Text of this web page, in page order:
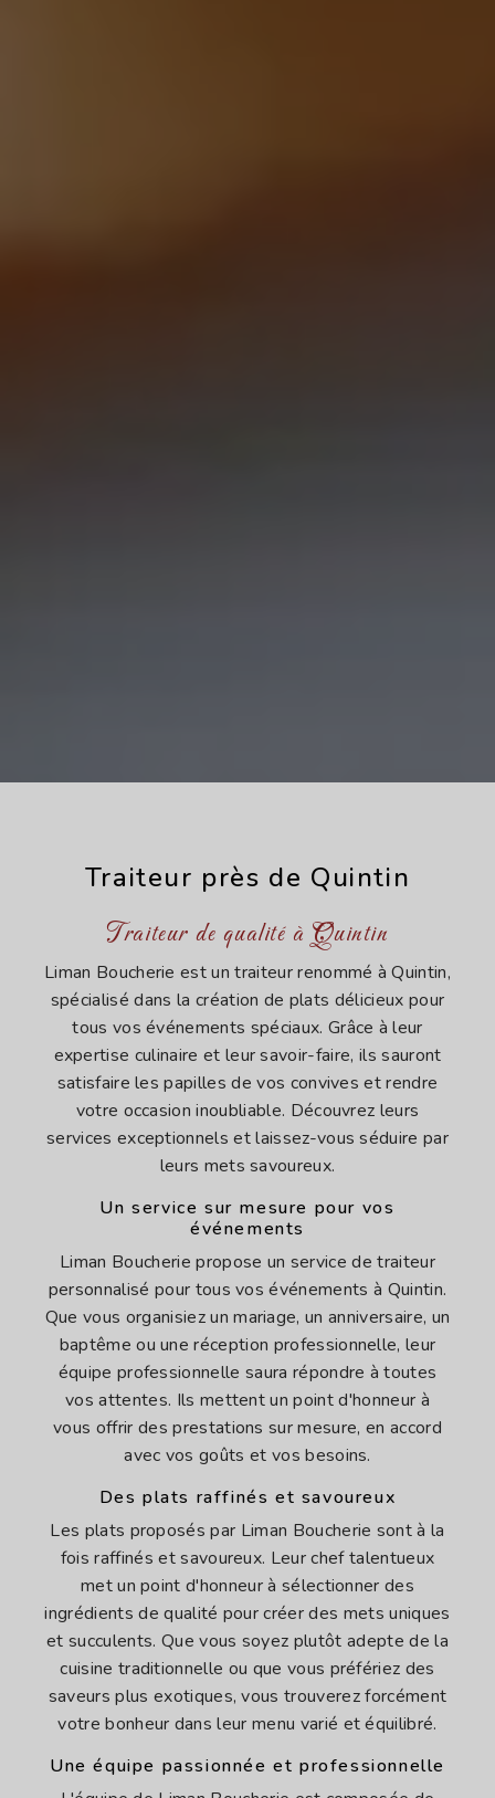
Traiteur près de Quintin
Traiteur de qualité à Quintin
Liman Boucherie est un traiteur renommé à Quintin,
spécialisé dans la création de plats délicieux pour
tous vos événements spéciaux. Grâce à leur
expertise culinaire et leur savoir-faire, ils sauront
satisfaire les papilles de vos convives et rendre
votre occasion inoubliable. Découvrez leurs
services exceptionnels et laissez-vous séduire par
leurs mets savoureux.
Un service sur mesure pour vos
événements
Liman Boucherie propose un service de traiteur
personnalisé pour tous vos événements à Quintin.
Que vous organisiez un mariage, un anniversaire, un
baptême ou une réception professionnelle, leur
équipe professionnelle saura répondre à toutes
vos attentes. Ils mettent un point d'honneur à
vous offrir des prestations sur mesure, en accord
avec vos goûts et vos besoins.
Des plats raffinés et savoureux
Les plats proposés par Liman Boucherie sont à la
fois raffinés et savoureux. Leur chef talentueux
met un point d'honneur à sélectionner des
ingrédients de qualité pour créer des mets uniques
et succulents. Que vous soyez plutôt adepte de la
cuisine traditionnelle ou que vous préfériez des
saveurs plus exotiques, vous trouverez forcément
votre bonheur dans leur menu varié et équilibré.
Une équipe passionnée et professionnelle